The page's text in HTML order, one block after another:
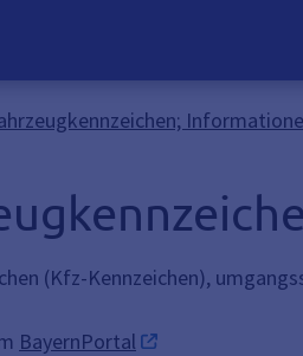
(Kfz-Kennzeichen),
BayernPortal